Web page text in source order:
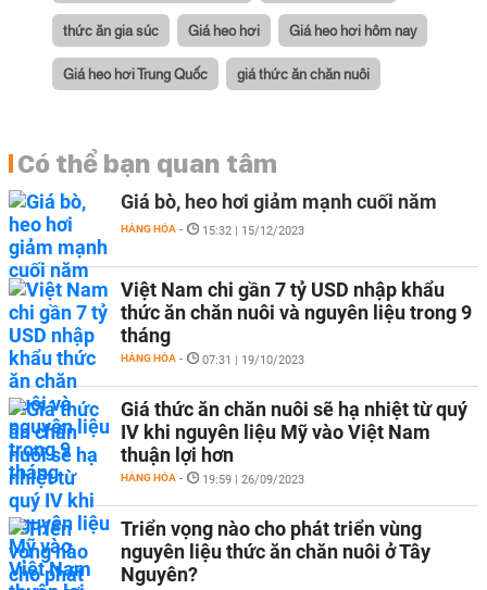
thức ăn gia súc Giá heo hơi Giá heo hơi hôm nay
Giá heo hơi Trung Quốc giá thức ăn chăn nuôi
Có thể bạn quan tâm
Giá bò, heo hơi giảm mạnh cuối năm
HÀNG HÓA - 15:32 | 15/12/2023
Việt Nam chi gần 7 tỷ USD nhập khẩu
thức ăn chăn nuôi và nguyên liệu trong 9
tháng
HÀNG HÓA - 07:31 | 19/10/2023
Giá thức ăn chăn nuôi sẽ hạ nhiệt từ quý
IV khi nguyên liệu Mỹ vào Việt Nam
thuận lợi hơn
HÀNG HÓA - 19:59 | 26/09/2023
Triển vọng nào cho phát triển vùng
nguyên liệu thức ăn chăn nuôi ở Tây
Nguyên?